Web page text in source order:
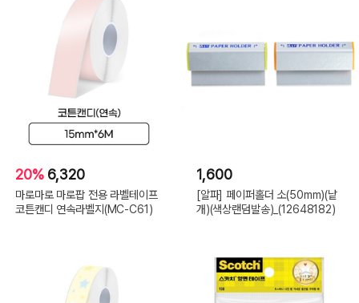
20% 6,320
마로마로 마로팝 전용 라벨테이프
코튼캔디 연속라벨지(MC-C61)
1,600
[알파] 페이퍼홀더 소(50mm)(낱
개)(색상랜덤발송)_(12648182)